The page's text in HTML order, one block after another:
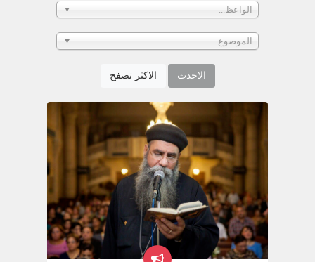
الواعظ...
الموضوع...
الاحدث الاكثر تصفح